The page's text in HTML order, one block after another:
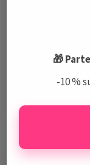
Lycée
🎁
-10 %